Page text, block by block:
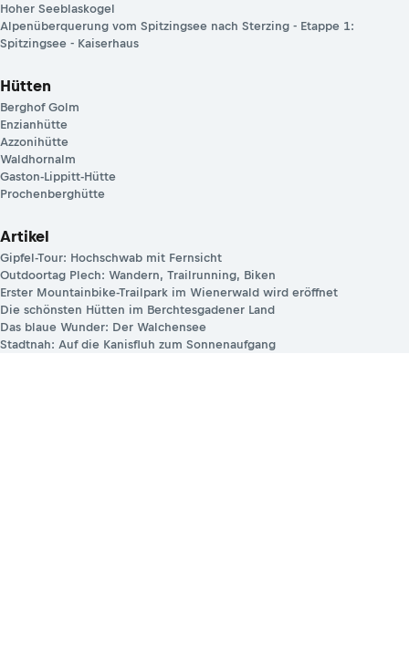
Hoher Seeblaskogel
Alpenüberquerung vom Spitzingsee nach Sterzing - Etappe 1:
Spitzingsee - Kaiserhaus
Hütten
Berghof Golm
Enzianhütte
Azzonihütte
Waldhornalm
Gaston-Lippitt-Hütte
Prochenberghütte
Artikel
Gipfel-Tour: Hochschwab mit Fernsicht
Outdoortag Plech: Wandern, Trailrunning, Biken
Erster Mountainbike-Trailpark im Wienerwald wird eröffnet
Die schönsten Hütten im Berchtesgadener Land
Das blaue Wunder: Der Walchensee
Stadtnah: Auf die Kanisfluh zum Sonnenaufgang